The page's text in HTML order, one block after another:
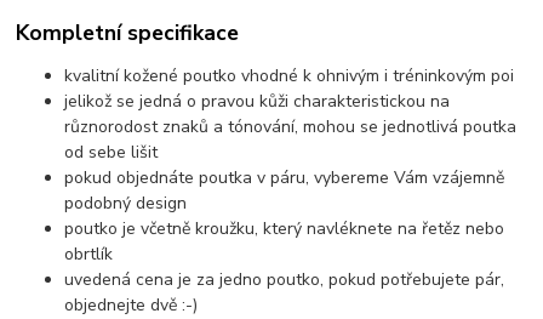
Kompletní specifikace
kvalitní kožené poutko vhodné k ohnivým i tréninkovým poi
jelikož se jedná o pravou kůži charakteristickou na
různorodost znaků a tónování, mohou se jednotlivá poutka
od sebe lišit
pokud objednáte poutka v páru, vybereme Vám vzájemně
podobný design
poutko je včetně kroužku, který navléknete na řetěz nebo
obrtlík
uvedená cena je za jedno poutko, pokud potřebujete pár,
objednejte dvě :-)